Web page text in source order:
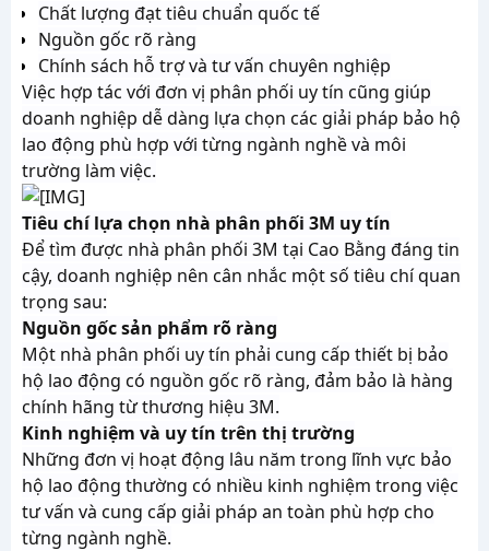
Chất lượng đạt tiêu chuẩn quốc tế
Nguồn gốc rõ ràng
Chính sách hỗ trợ và tư vấn chuyên nghiệp
Việc hợp tác với đơn vị phân phối uy tín cũng giúp
doanh nghiệp dễ dàng lựa chọn các giải pháp bảo hộ
lao động phù hợp với từng ngành nghề và môi
trường làm việc.
Tiêu chí lựa chọn nhà phân phối 3M uy tín
Để tìm được nhà phân phối 3M tại Cao Bằng đáng tin
cậy, doanh nghiệp nên cân nhắc một số tiêu chí quan
trọng sau:
Nguồn gốc sản phẩm rõ ràng
Một nhà phân phối uy tín phải cung cấp thiết bị bảo
hộ lao động có nguồn gốc rõ ràng, đảm bảo là hàng
chính hãng từ thương hiệu 3M.
Kinh nghiệm và uy tín trên thị trường
Những đơn vị hoạt động lâu năm trong lĩnh vực bảo
hộ lao động thường có nhiều kinh nghiệm trong việc
tư vấn và cung cấp giải pháp an toàn phù hợp cho
từng ngành nghề.